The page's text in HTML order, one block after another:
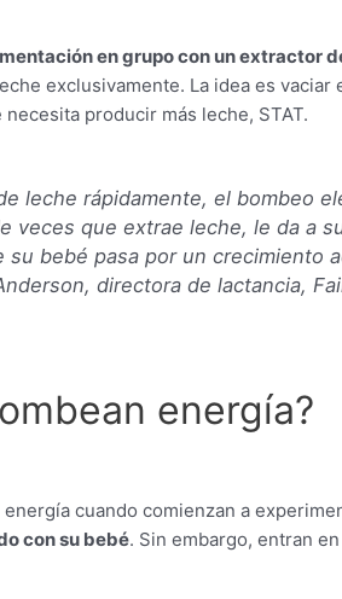
en grupo con un extractor
exclusivamente. La idea es
producir más leche, STAT.
leche rápidamente, el bombeo
veces que extrae leche, le da a
bebé pasa por un
directora de lactancia,
energía?
cuando comienzan a
con su bebé. Sin embargo, entran